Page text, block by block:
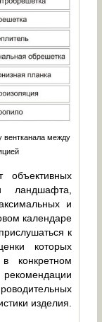
вентканала между
ландшафта,
и
календаре
к
которых
конкретном
изделия.